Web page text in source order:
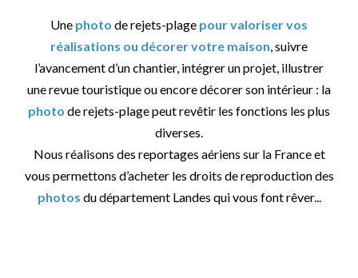
Une photo de rejets-plage pour valoriser vos
réalisations ou décorer votre maison , suivre
l’avancement d’un chantier, intégrer un projet, illustrer
une revue touristique ou encore décorer son intérieur : la
photo de rejets-plage peut revêtir les fonctions les plus
diverses.
Nous réalisons des reportages aériens sur la France et
vous permettons d’acheter les droits de reproduction des
photos du département Landes qui vous font rêver...